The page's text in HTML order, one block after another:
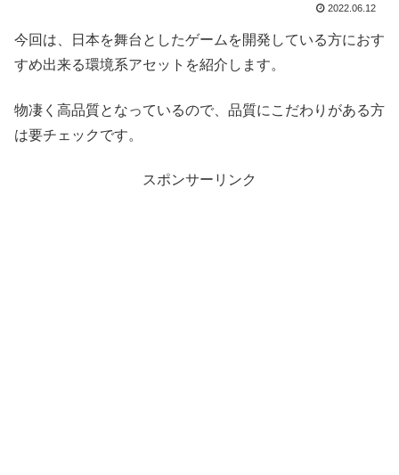
2022.06.12
今回は、日本を舞台としたゲームを開発している方におす
すめ出来る環境系アセットを紹介します。
物凄く高品質となっているので、品質にこだわりがある方
は要チェックです。
スポンサーリンク